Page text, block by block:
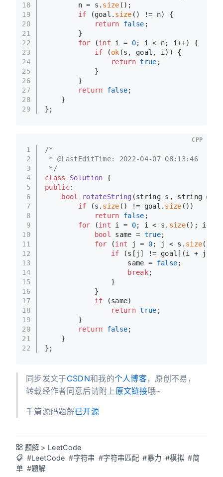
18
19
20
21
22
23
24
25
26
27
28
29
        n = s.
size ();
if (goal. size () != n) {
return
false ;
        }
for (int i = 0; i < n; i++) {
if (ok (s, goal, i)) {
return true ;
            }
        }
return
false;
    }
};
1
2
3
4
5
6
7
8
9
10
11
12
13
14
15
16
17
18
19
20
21
22
/*
* @LastEditTime: 2022-04-07 08:13:46
*/
class
Solution {
public:
bool
rotateString (string s, string
if (s. size () != goal. size ())
return
false ;
for (int i = 0; i < s. size(); i++)
bool
same = true;
for (int j = 0; j < s. size();
if (s[j] != goal[(i + j) %
                    same =
false;
break;
                }
            }
if (same)
return true ;
        }
return
false;
    }
};
CPP
同步发文于CSDN和我的个人博客，原创不易，
转载经作者同意后请附上 原文链接哦~
千篇源码题解已开源
题解 > LeetCode
#LeetCode #字符串 #字符串匹配 #暴力 #模拟 #简
单 #题解